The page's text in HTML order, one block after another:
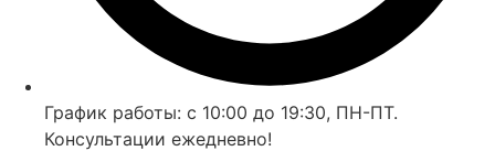
График работы: с 10:00 до 19:30, ПН-ПТ.
Консультации ежедневно!